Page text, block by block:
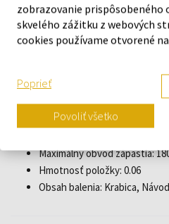
Pohlavie: Dámske
Sklo: antireflexné, zafírové
Materiál remienka: Nerezová
Farba remienka: Strieborná
Šírka remienka: 14
Maximálny obvod zápästia:
Hmotnosť položky: 0.06
Obsah balenia: Krabica,
zobrazovanie prispôsobeného
skvelého zážitku z webových
cookies používame otvorené
Poprieť
Povoliť všetko